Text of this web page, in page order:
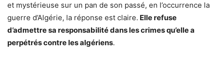
et mystérieuse sur un pan de son passé, en l’occurrence la
guerre d’Algérie, la réponse est claire. Elle refuse
d’admettre sa responsabilité dans les crimes qu’elle a
perpétrés contre les algériens.